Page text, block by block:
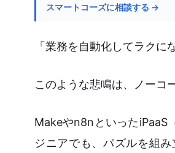
スマートコーズに相談する →
「業務を自動化してラク
このような悲鳴は、ノーコ
Makeやn8nといったiPaaS
ジニアでも、パズルを組